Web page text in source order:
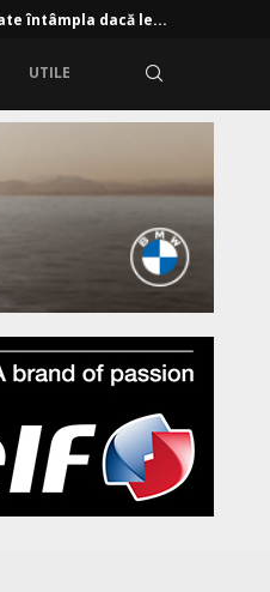
întâmpla dacă le...
UTILE